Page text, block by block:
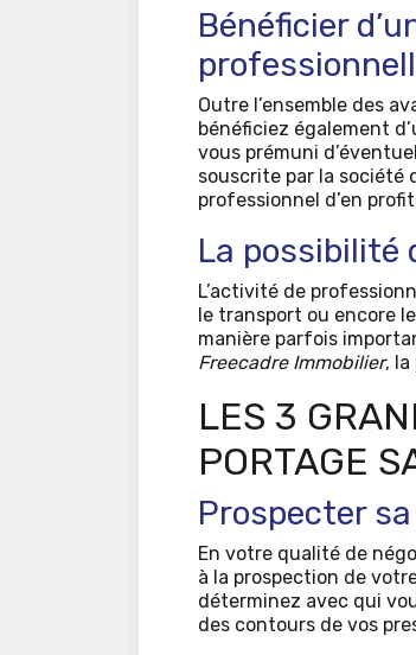
Bénéficier
Outre l’ensemble des
bénéficiez également
vous prémuni
souscrite par la société
professionnel d’en
La possibilité
L’activité de
le transport ou encore
manière parfois
Freecadre Immobilier, la
LES 3
PORTAGE
Prospecter
En votre qualité de
à la prospection de
déterminez avec qui
des contours de vos